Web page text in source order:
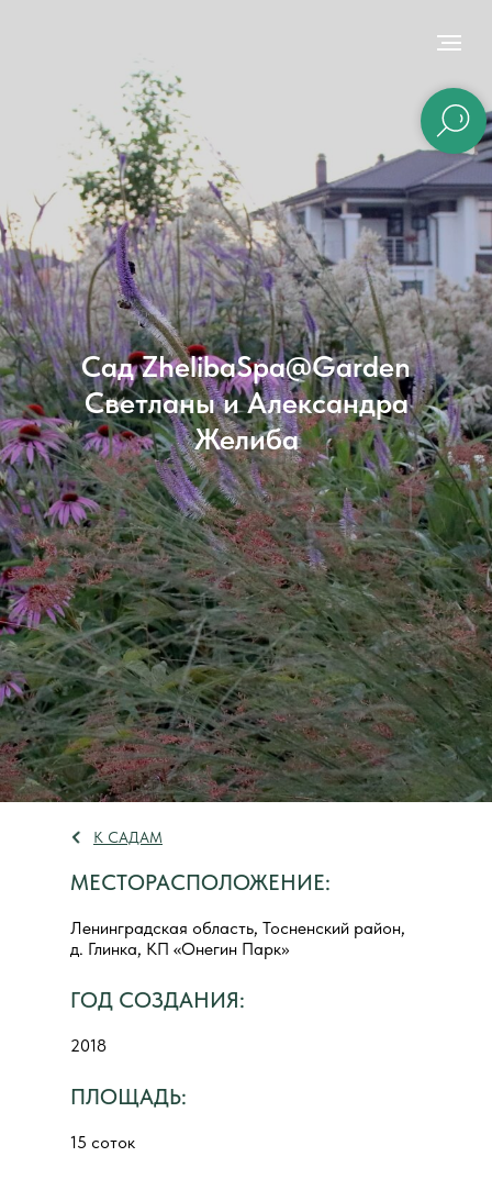
Сад ZhelibaSpa@Garden
Светланы и Александра
Желиба
Ленинградская область, Тосненский район,
д. Глинка, КП «Онегин Парк»
15 соток
2018
МЕСТОРАСПОЛОЖЕНИЕ:
ПЛОЩАДЬ:
ГОД СОЗДАНИЯ:
К САДАМ